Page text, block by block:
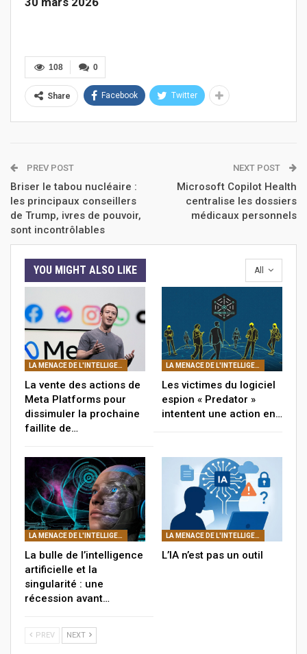
0
108
Share Facebook Twitter
PREV POST
Briser le tabou nucléaire :
les principaux conseillers
de Trump, ivres de pouvoir,
sont incontrôlables
NEXT POST
Microsoft Copilot Health
centralise les dossiers
médicaux personnels
All
YOU MIGHT ALSO LIKE
LA MENACE DE L'INTELLIGENCE ARTIFICIELLE
La vente des actions de
Meta Platforms pour
dissimuler la prochaine
faillite de…
LA MENACE DE L'INTELLIGENCE ARTIFICIELLE
Les victimes du logiciel
espion « Predator »
intentent une action en…
LA MENACE DE L'INTELLIGENCE ARTIFICIELLE
La bulle de l’intelligence
artificielle et la
singularité : une
récession avant…
LA MENACE DE L'INTELLIGENCE ARTIFICIELLE
L’IA n’est pas un outil
PREV NEXT